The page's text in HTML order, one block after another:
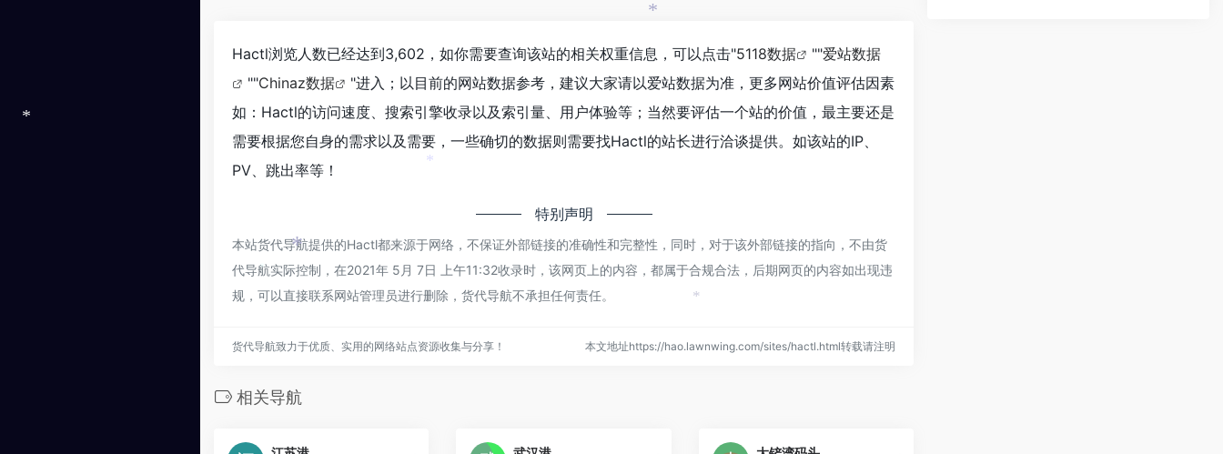
Hactl浏览人数已经达到3,602，如你需要查询该站的相关权重信息，可以点击"5118数据 ""爱站数据
""Chinaz数据
"进入；以目前的网站数据参考，建议大家请以爱站数据为准，更多网站价值评估因素
如：Hactl的访问速度、搜索引擎收录以及索引量、用户体验等；当然要评估一个站的价值，最主要还是
需要根据您自身的需求以及需要，一些确切的数据则需要找Hactl的站长进行洽谈提供。如该站的IP、
PV、跳出率等！
特别声明
本站货代导航提供的Hactl都来源于网络，不保证外部链接的准确性和完整性，同时，对于该外部链接的指向，不由货
代导航实际控制，在2021年 5月 7日 上午11:32收录时，该网页上的内容，都属于合规合法，后期网页的内容如出现违
规，可以直接联系网站管理员进行删除，货代导航不承担任何责任。
货代导航致力于优质、实用的网络站点资源收集与分享！ 本文地址https://hao.lawnwing.com/sites/hactl.html转载请注明
相关导航
*
*